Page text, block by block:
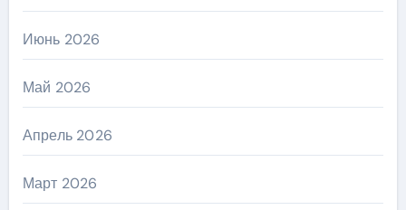
Июнь 2026
Май 2026
Апрель 2026
Март 2026